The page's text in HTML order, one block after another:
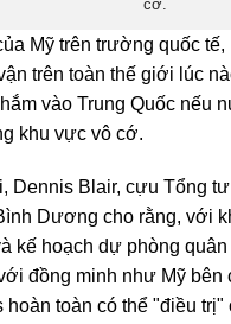
cớ.
Mỹ trên trường quốc tế,
trên toàn thế giới lúc
vào Trung Quốc nếu
khu vực vô cớ.
Dennis Blair, cựu Tổng
Dương cho rằng, với
kế hoạch dự phòng
đồng minh như Mỹ bên
hoàn toàn có thể "điều trị"